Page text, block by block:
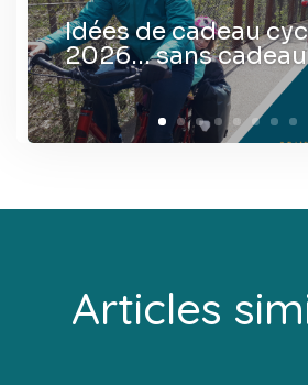
Idées de cadeau
2026… sans
Articles